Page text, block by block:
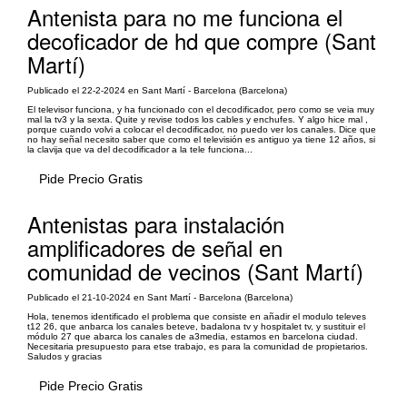
Antenista para no me funciona el
decoficador de hd que compre (Sant
Martí)
Publicado el 22-2-2024 en Sant Martí - Barcelona (Barcelona)
El televisor funciona, y ha funcionado con el decodificador, pero como se veia muy
mal la tv3 y la sexta. Quite y revise todos los cables y enchufes. Y algo hice mal ,
porque cuando volvi a colocar el decodificador, no puedo ver los canales. Dice que
no hay señal necesito saber que como el televisión es antiguo ya tiene 12 años, si
la clavija que va del decodificador a la tele funciona...
Pide Precio Gratis
Antenistas para instalación
amplificadores de señal en
comunidad de vecinos (Sant Martí)
Publicado el 21-10-2024 en Sant Martí - Barcelona (Barcelona)
Hola, tenemos identificado el problema que consiste en añadir el modulo televes
t12 26, que anbarca los canales beteve, badalona tv y hospitalet tv, y sustituir el
módulo 27 que abarca los canales de a3media, estamos en barcelona ciudad.
Necesitaria presupuesto para etse trabajo, es para la comunidad de propietarios.
Saludos y gracias
Pide Precio Gratis